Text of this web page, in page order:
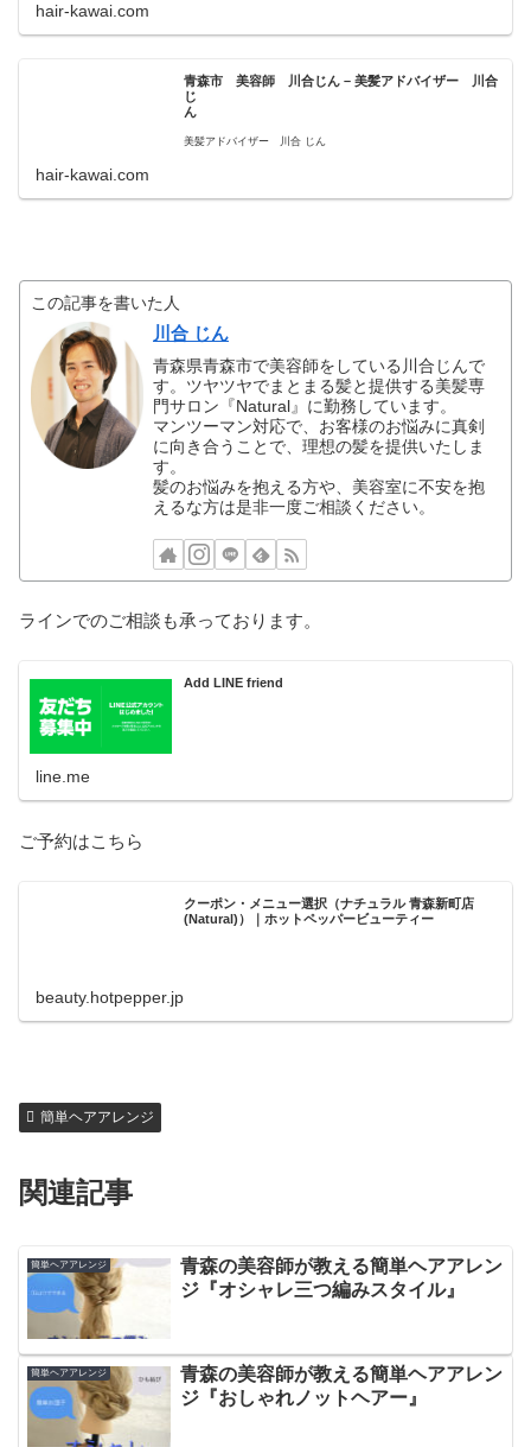
hair-kawai.com
青森市 美容師 川合じん – 美髪アドバイザー 川合
じ
ん
美髪アドバイザー 川合 じん
hair-kawai.com
この記事を書いた人
川合 じん
青森県青森市で美容師をしている川合じんで
す。ツヤツヤでまとまる髪と提供する美髪専
門サロン『Natural』に勤務しています。
マンツーマン対応で、お客様のお悩みに真剣
に向き合うことで、理想の髪を提供いたしま
す。
髪のお悩みを抱える方や、美容室に不安を抱
えるな方は是非一度ご相談ください。
ラインでのご相談も承っております。
Add LINE friend
line.me
ご予約はこちら
クーポン・メニュー選択（ナチュラル 青森新町店
(Natural)）｜ホットペッパービューティー
beauty.hotpepper.jp
簡単ヘアアレンジ
関連記事
簡単ヘアアレンジ
青森の美容師が教える簡単ヘアアレン
ジ『オシャレ三つ編みスタイル』
簡単ヘアアレンジ
青森の美容師が教える簡単ヘアアレン
ジ『おしゃれノットヘアー』